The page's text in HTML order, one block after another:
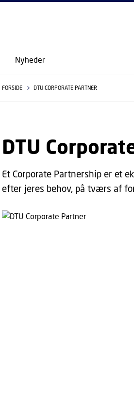
GÅ TIL
Nyheder
FORSIDE DTU CORPORATE PARTNER
DTU
Et Corporate Partnership er et
efter jeres behov, på tværs af